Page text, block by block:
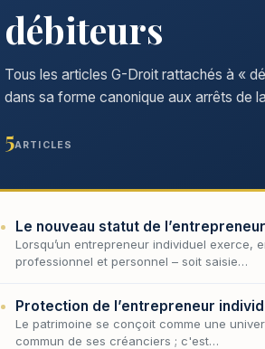
débiteurs
Tous les articles G-Droit rattachés à «
dans sa forme canonique aux arrêts de
5ARTICLES
Le nouveau statut de
Lorsqu’un entrepreneur individuel exerce,
professionnel et personnel – soit saisie…
Protection de l’entrepreneur
Le patrimoine se conçoit comme une
commun de ses créanciers ; c'est…